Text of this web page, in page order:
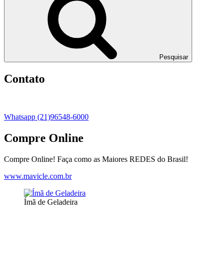
Pesquisar
Contato
Whatsapp (21)96548-6000
Compre Online
Compre Online! Faça como as Maiores REDES do Brasil!
www.mavicle.com.br
Ímã de Geladeira